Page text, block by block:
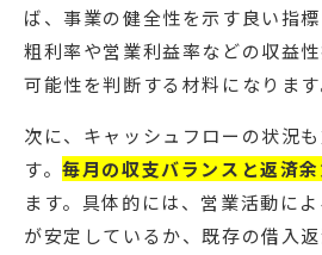
ば、事業の健全性を示す良い指標
粗利率や営業利益率などの収益
可能性を判断する材料になります
次に、キャッシュフローの状況
す。毎月の収支バランスと返済
ます。具体的には、営業活動に
が安定しているか、既存の借入